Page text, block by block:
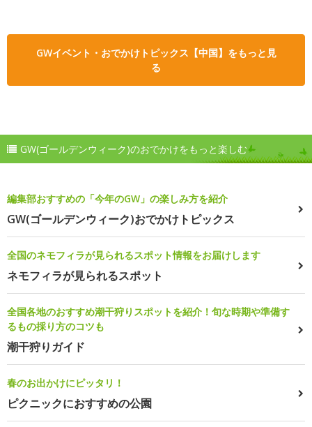
GWイベント・おでかけトピックス【中国】をもっと見
る
GW(ゴールデンウィーク)のおでかけをもっと楽しむ
編集部おすすめの「今年のGW」の楽しみ方を紹介
GW(ゴールデンウィーク)おでかけトピックス
全国のネモフィラが見られるスポット情報をお届けします
ネモフィラが見られるスポット
全国各地のおすすめ潮干狩りスポットを紹介！旬な時期や準備す
るもの採り方のコツも
潮干狩りガイド
春のお出かけにピッタリ！
ピクニックにおすすめの公園